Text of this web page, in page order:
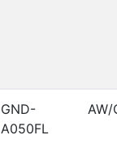
GND-
A050FL
AW/